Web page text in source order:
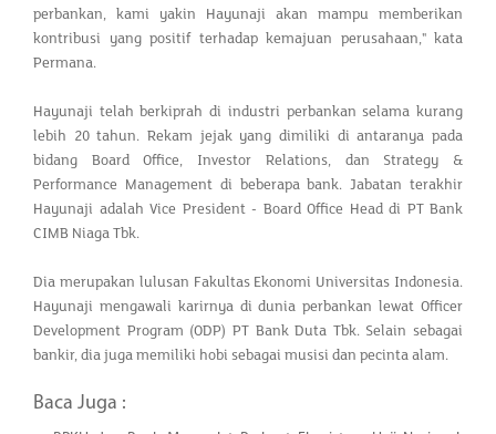
perbankan, kami yakin Hayunaji akan mampu memberikan
kontribusi yang positif terhadap kemajuan perusahaan," kata
Permana.
Hayunaji telah berkiprah di industri perbankan selama kurang
lebih 20 tahun. Rekam jejak yang dimiliki di antaranya pada
bidang Board Office, Investor Relations, dan Strategy &
Performance Management di beberapa bank. Jabatan terakhir
Hayunaji adalah Vice President - Board Office Head di PT Bank
CIMB Niaga Tbk.
Dia merupakan lulusan Fakultas Ekonomi Universitas Indonesia.
Hayunaji mengawali karirnya di dunia perbankan lewat Officer
Development Program (ODP) PT Bank Duta Tbk. Selain sebagai
bankir, dia juga memiliki hobi sebagai musisi dan pecinta alam.
Baca Juga :